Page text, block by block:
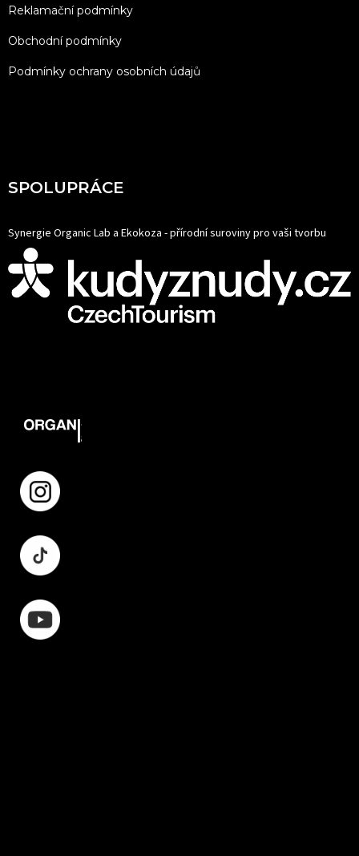
Reklamační podmínky
Obchodní podmínky
Podmínky ochrany osobních údajů
SPOLUPRÁCE
Synergie Organic Lab a Ekokoza - přírodní suroviny pro vaši tvorbu